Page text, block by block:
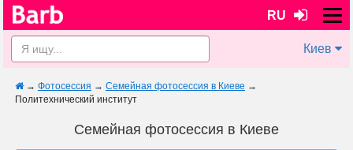
RU
Киев
→ Фотосессия → Семейная фотосессия в Киеве →
Политехнический институт
Семейная фотосессия в Киеве